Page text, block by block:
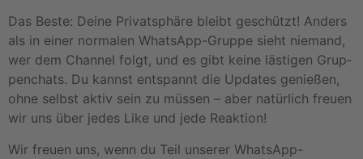
Das Beste: Deine Privat­sphäre bleibt geschützt! Anders
als in einer norma­len Whats­App-Gruppe sieht niemand,
wer dem Channel folgt, und es gibt keine lästi­gen Grup­
pen­chats. Du kannst entspannt die Updates genie­ßen,
ohne selbst aktiv sein zu müssen – aber natür­lich freuen
wir uns über jedes Like und jede Reak­tion!
Wir freuen uns, wenn du Teil unserer Whats­App-